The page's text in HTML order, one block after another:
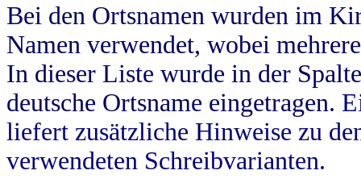
Bei den Ortsnamen wurden im
Namen verwendet, wobei
In dieser Liste wurde in der
deutsche Ortsname eingetragen.
liefert zusätzliche Hinweise zu
verwendeten Schreibvarianten.